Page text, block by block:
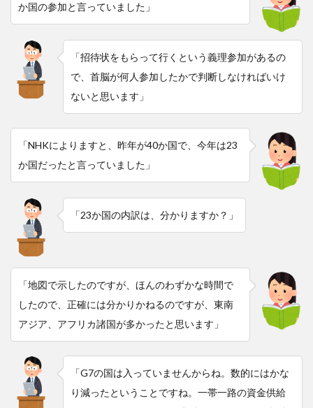
か国の参加と言っていました」
「招待状をもらって行くという義理参加があるの
で、首脳が何人参加したかで判断しなければいけ
ないと思います」
「NHKによりますと、昨年が40か国で、今年は23
か国だったと言っていました」
「23か国の内訳は、分かりますか？」
「地図で示したのですが、ほんのわずかな時間で
したので、正確には分かりかねるのですが、東南
アジア、アフリカ諸国が多かったと思います」
「G7の国は入っていませんからね。数的にはかな
り減ったということですね。一帯一路の資金供給